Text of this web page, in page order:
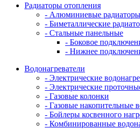
Радиаторы отопления
- Алюминиевые радиаторы
- Биметаллические
- Стальные панельные
- Боковое
- Нижнее
Водонагреватели
- Электрические
- Электрические
- Газовые колонки
- Газовые накопительные
- Бойлеры косвенного
- Комбинированные